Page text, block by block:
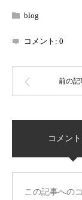
blog
コメント: 0
コメン
この記事への